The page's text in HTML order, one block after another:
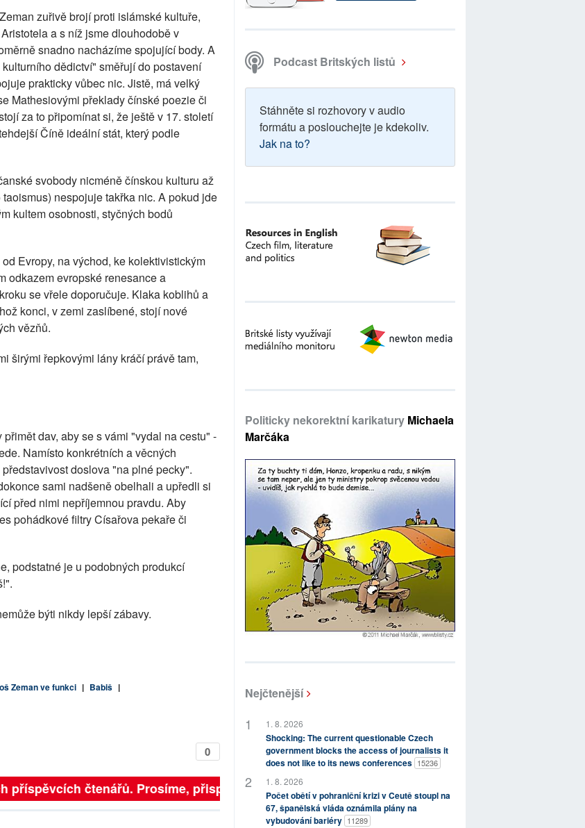
zuřivě brojí proti islámské kultuře,
a s níž jsme dlouhodobě v
snadno nacházíme spojující body. A
dědictví" směřují do postavení
prakticky vůbec nic. Jistě, má velký
Mathesiovými překlady čínské poezie či
za to připomínat si, že ještě v 17. století
Číně ideální stát, který podle
svobody nicméně čínskou kulturu až
nespojuje takřka nic. A pokud jde
kultem osobnosti, styčných bodů
Evropy, na východ, ke kolektivistickým
odkazem evropské renesance a
se vřele doporučuje. Klaka koblihů a
konci, v zemi zaslíbené, stojí nové
vězňů.
širými řepkovými lány kráčí právě tam,
dav, aby se s vámi "vydal na cestu" -
Namísto konkrétních a věcných
doslova "na plné pecky".
sami nadšeně obelhali a upředli si
před nimi nepříjemnou pravdu. Aby
pohádkové filtry Císařova pekaře či
podstatné je u podobných produkcí
býti nikdy lepší zábavy.
Zeman ve funkci | Babiš |
0
příspěvcích čtenářů. Prosíme, přispějte. ➥
Podcast Britských listů
Stáhněte si rozhovory v audio
formátu a poslouchejte je kdekoliv.
Jak na to?
Politicky nekorektní karikatury Michaela
Marčáka
Nejčtenější
1. 8. 2026
Shocking: The current questionable Czech
government blocks the access of journalists it
does not like to its news conferences 15236
1. 8. 2026
Počet obětí v pohraniční krizi v Ceutě stoupl na
67, španělská vláda oznámila plány na
vybudování bariéry 11289